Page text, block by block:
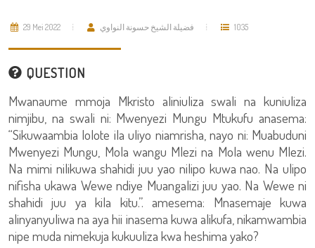
29 Mei 2022 فضيلة الشيخ حسونة النواوي 1035
QUESTION
Mwanaume mmoja Mkristo aliniuliza swali na kuniuliza
nimjibu, na swali ni: Mwenyezi Mungu Mtukufu anasema:
“Sikuwaambia lolote ila uliyo niamrisha, nayo ni: Muabuduni
Mwenyezi Mungu, Mola wangu Mlezi na Mola wenu Mlezi.
Na mimi nilikuwa shahidi juu yao nilipo kuwa nao. Na ulipo
nifisha ukawa Wewe ndiye Muangalizi juu yao. Na Wewe ni
shahidi juu ya kila kitu.”. amesema: Mnasemaje kuwa
alinyanyuliwa na aya hii inasema kuwa alikufa, nikamwambia
nipe muda nimekuja kukuuliza kwa heshima yako?